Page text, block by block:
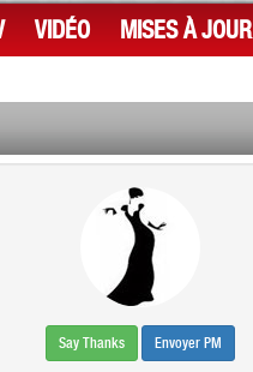
VIDÉO MISES À JOUR
Say Thanks Envoyer PM